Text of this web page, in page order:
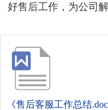
好售后工作，为公司
《售后客服工作总结.doc